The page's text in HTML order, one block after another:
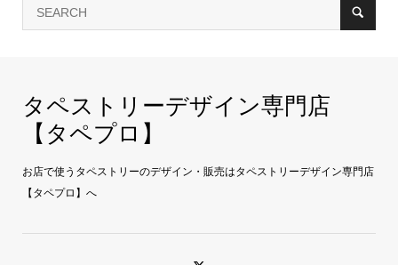
タペストリーデザイン専門店
【タペプロ】
お店で使うタペストリーのデザイン・販売はタペストリーデザイン専門店
【タペプロ】へ